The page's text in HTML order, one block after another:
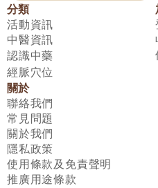
分類
活動資訊
中醫資訊
認識中藥
經脈穴位
關於
聯絡我們
常見問題
關於我們
隱私政策
使用條款及免責聲明
推廣用途條款